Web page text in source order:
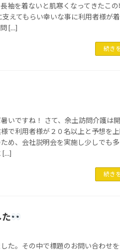
袖を着ないと肌寒くなってきたこの
えてもらい幸いな事に利用者様が
[…]
続き
いですね！ さて、余土訪問介護は
で利用者様が２０名以上と予想を
め、会社説明会を実施し少しでも
[…]
続き
た。その中で標題のお問い合わせ